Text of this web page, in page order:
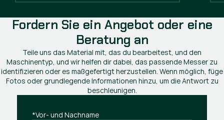
Fordern Sie ein Angebot oder eine
Beratung an
Teile uns das Material mit, das du bearbeitest, und den
Maschinentyp, und wir helfen dir dabei, das passende Messer zu
identifizieren oder es maßgefertigt herzustellen. Wenn möglich, füge
Fotos oder grundlegende Informationen hinzu, um die Antwort zu
beschleunigen.
*Vor- und Nachname